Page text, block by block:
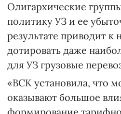
Олигархические
политику УЗ и ее
результате приводит к
дотировать даже
для УЗ грузовые
«ВСК установила, что
оказывают большое